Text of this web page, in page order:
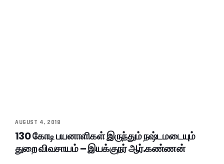
AUGUST 4, 2018
130 கோடி பயனாளிகள் இருந்தும் நஷ்டமடையும்
துறை விவசாயம் – இயக்குநர் ஆர்.கண்ணன்